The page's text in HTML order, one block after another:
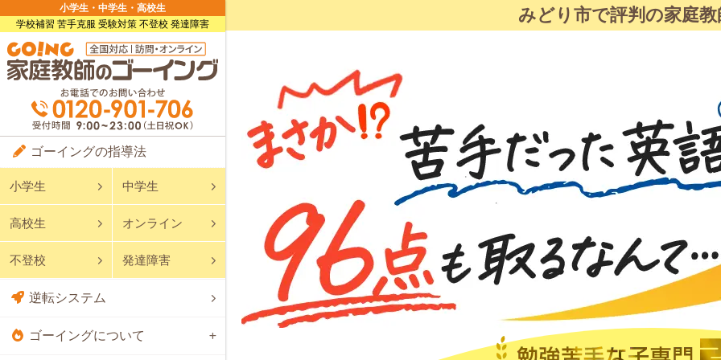
小学生・中学生・高校生
学校補習 苦手克服 受験対策 不登校 発達障害
みどり市で評判の家庭
ゴーイングの指導法
小学生 中学生
高校生 オンライン
不登校 発達障害
逆転システム
ゴーイングについて